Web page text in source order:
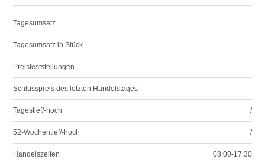
Tagesumsatz
Tagesumsatz in Stück
Preisfeststellungen
Schlusspreis des letzten Handelstages
Tagestief/-hoch /
52-Wochentief/-hoch /
Handelszeiten 08:00-17:30